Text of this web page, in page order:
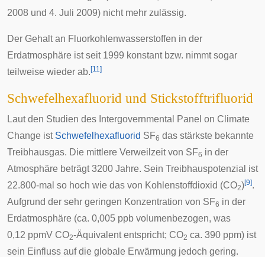
2008 und 4. Juli 2009) nicht mehr zulässig.
Der Gehalt an Fluorkohlenwasserstoffen in der
Erdatmosphäre ist seit 1999 konstant bzw. nimmt sogar
teilweise wieder ab. [11]
Schwefelhexafluorid und Stickstofftrifluorid
Laut den Studien des Intergovernmental Panel on Climate
Change ist Schwefelhexafluorid SF6 das stärkste bekannte
Treibhausgas. Die mittlere Verweilzeit von SF6 in der
Atmosphäre beträgt 3200 Jahre. Sein Treibhauspotenzial ist
22.800-mal so hoch wie das von Kohlenstoffdioxid (CO2)[9].
Aufgrund der sehr geringen Konzentration von SF6 in der
Erdatmosphäre (ca. 0,005 ppb volumenbezogen, was
0,12 ppmV CO2-Äquivalent entspricht; CO2 ca. 390 ppm) ist
sein Einfluss auf die globale Erwärmung jedoch gering.